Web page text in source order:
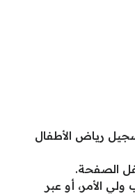
رياض الأطفال
الصفحة.
الأمر، أو عبر